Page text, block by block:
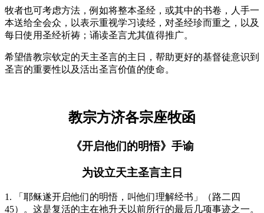
牧者也可考虑方法，例如将整本圣经，或其中的书卷，人手一
本送给全会众，以表示重视学习读经，对圣经珍而重之，以及
每日使用圣经祈祷；诵读圣言尤其值得推广。
希望借教宗钦定的天主圣言的主日，帮助更好的基督徒意识到
圣言的重要性以及活出圣言价值的使命。
教宗方济各宗座牧函
《开启他们的明悟》手谕
为设立天主圣言主日
1. 「耶稣遂开启他们的明悟，叫他们理解经书」（路二四
45）。这是复活的主在祂升天以前所行的最后几项事迹之一。